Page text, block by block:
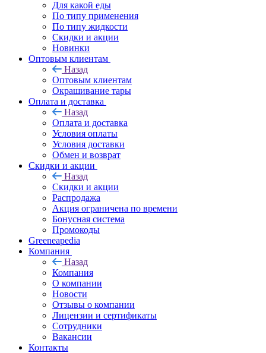
Для какой еды
По типу применения
По типу жидкости
Скидки и акции
Новинки
Оптовым клиентам
Назад
Оптовым клиентам
Окрашивание тары
Оплата и доставка
Назад
Оплата и доставка
Условия оплаты
Условия доставки
Обмен и возврат
Скидки и акции
Назад
Скидки и акции
Распродажа
Акция ограничена по времени
Бонусная система
Промокоды
Greeneapedia
Компания
Назад
Компания
О компании
Новости
Отзывы о компании
Лицензии и сертификаты
Сотрудники
Вакансии
Контакты